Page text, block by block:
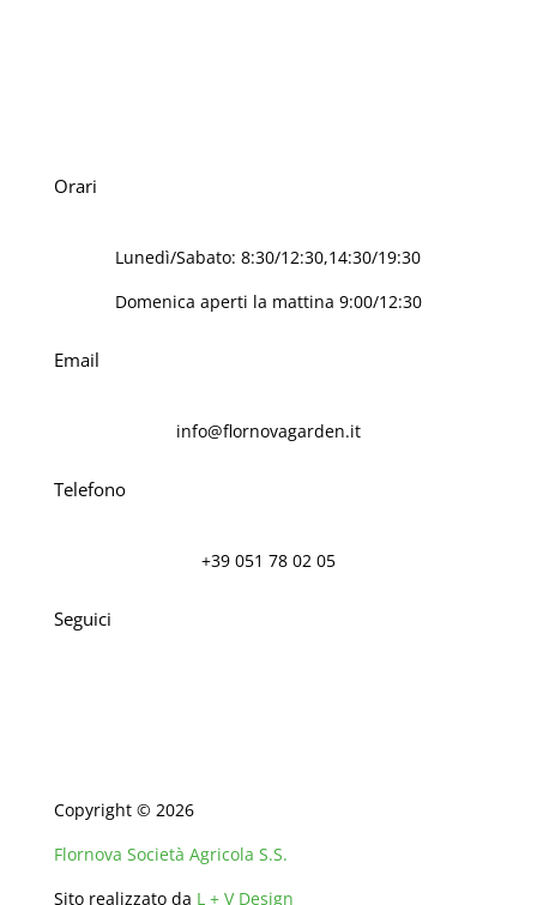
Orari
Lunedì/Sabato: 8:30/12:30,14:30/19:30
Domenica aperti la mattina 9:00/12:30
Email
info@flornovagarden.it
Telefono
+39 051 78 02 05
Seguici
Copyright © 2026
Flornova Società Agricola S.S.
Sito realizzato da L + V Design